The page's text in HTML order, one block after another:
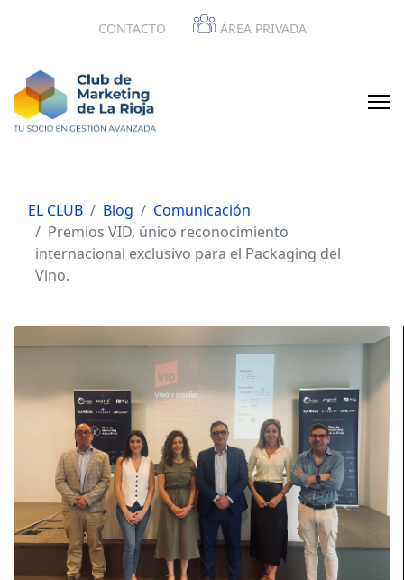
CONTACTO ÁREA PRIVADA
EL CLUB Blog
Comunicación
Premios VID, único reconocimiento
internacional exclusivo para el Packaging del
Vino.